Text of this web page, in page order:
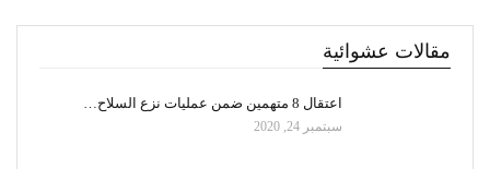
مقالات عشوائية
اعتقال 8 متهمين ضمن عمليات نزع السلاح…
سبتمبر 24, 2020